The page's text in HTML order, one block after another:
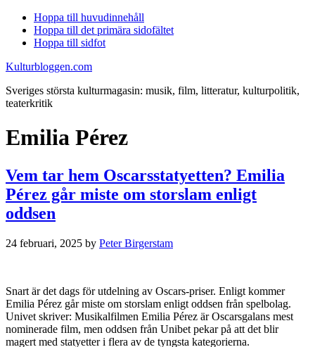
Hoppa till huvudinnehåll
Hoppa till det primära sidofältet
Hoppa till sidfot
Kulturbloggen.com
Sveriges största kulturmagasin: musik, film, litteratur, kulturpolitik,
teaterkritik
Emilia Pérez
Vem tar hem Oscarsstatyetten? Emilia
Pérez går miste om storslam enligt
oddsen
24 februari, 2025 by Peter Birgerstam
Snart är det dags för utdelning av Oscars-priser. Enligt kommer
Emilia Pérez går miste om storslam enligt oddsen från spelbolag.
Univet skriver: Musikalfilmen Emilia Pérez är Oscarsgalans mest
nominerade film, men oddsen från Unibet pekar på att det blir
magert med statyetter i flera av de tyngsta kategorierna.